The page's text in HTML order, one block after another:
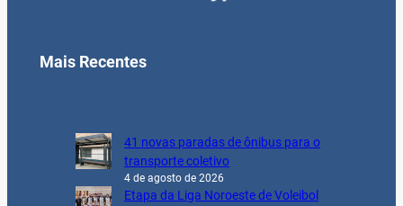
Mais Recentes
41 novas paradas de ônibus para o
transporte coletivo
4 de agosto de 2026
Etapa da Liga Noroeste de Voleibol